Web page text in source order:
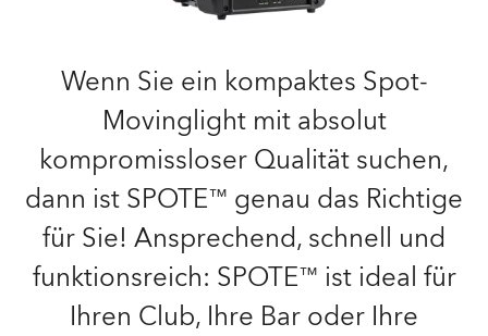
Wenn Sie ein kompaktes Spot-
Movinglight mit absolut
kompromissloser Qualität suchen,
dann ist SPOTE™ genau das Richtige
für Sie! Ansprechend, schnell und
funktionsreich: SPOTE™ ist ideal für
Ihren Club, Ihre Bar oder Ihre